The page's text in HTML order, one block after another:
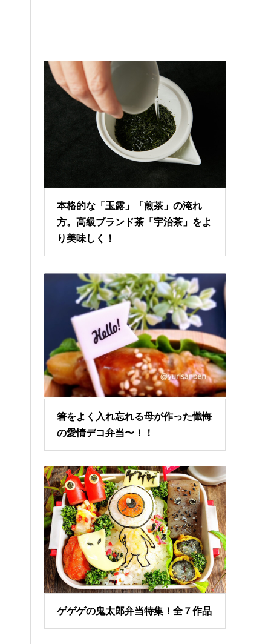
本格的な「玉露」「煎茶」の淹れ
方。高級ブランド茶「宇治茶」をよ
り美味しく！
箸をよく入れ忘れる母が作った懺悔
の愛情デコ弁当〜！！
ゲゲゲの鬼太郎弁当特集！全７作品